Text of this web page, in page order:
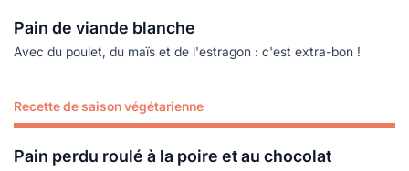
Pain de viande blanche
Avec du poulet, du maïs et de l'estragon : c'est extra-bon !
Recette de saison végétarienne
Pain perdu roulé à la poire et au chocolat
Lire plus